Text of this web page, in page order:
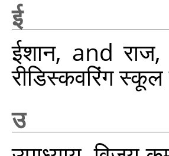
ई
ईशान, andराज,
रीडिस्‍कवरिंग
उ